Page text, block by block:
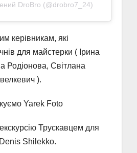
DroBro (@drobro7_24)
керівникам, які
для майстерки ( Ірина
Родіонова, Світлана
).
Yarek Foto
Трускавцем для
Shilekko.